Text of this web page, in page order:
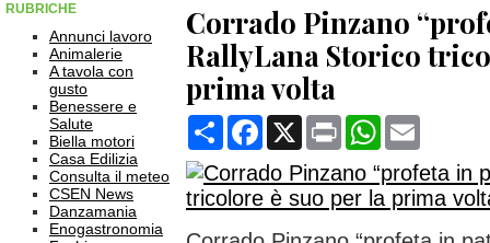
RUBRICHE
Annunci lavoro
Animalerie
A tavola con
gusto
Benessere e
Salute
Biella motori
Casa Edilizia
Consulta il meteo
CSEN News
Danzamania
Enogastronomia
Corrado Pinzano
RallyLana Storico
prima volta
CondividiFacebook
X Print WhatsApp